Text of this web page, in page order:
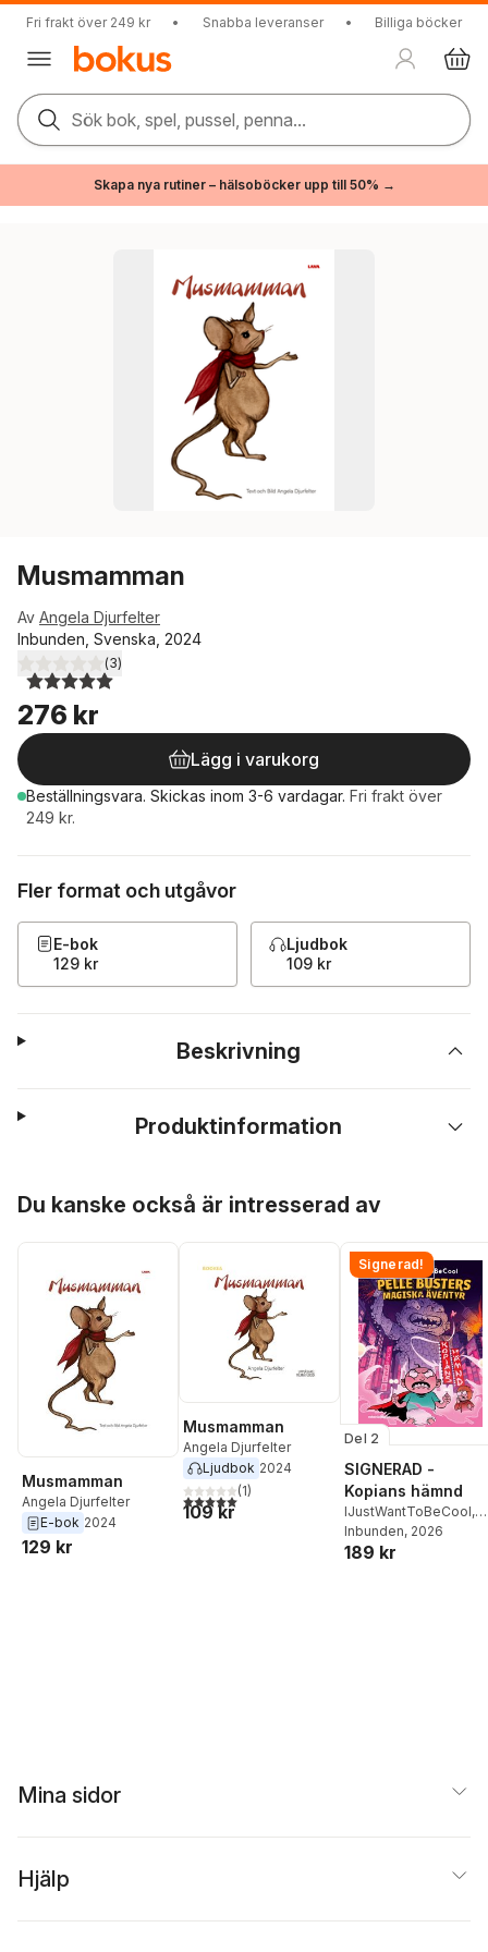
Fri frakt över 249 kr • Snabba leveranser • Billiga böcker
Sök bok, spel, pussel, penna...
Skapa nya rutiner – hälsoböcker upp till 50% →
Musmamman
Av Angela Djurfelter
Inbunden, Svenska, 2024
5,0utav 5 stjärnor. Totalt antal röster:
(3)
276 kr
Lägg i varukorg
Beställningsvara. Skickas inom 3-6 vardagar. Fri frakt över
249 kr.
Fler format och utgåvor
E-bok
129 kr
Ljudbok
109 kr
Beskrivning
Produktinformation
Du kanske också är intresserad av
Musmamman
Angela Djurfelter
E-bok 2024
129 kr
Musmamman
Angela Djurfelter
Ljudbok 2024
5,0utav 5 stjärnor. Totalt antal röster:
(1)
109 kr
Signerad!
Del 2
SIGNERAD -
Kopians hämnd
IJustWantToBeCool,
Joel Adolphson
Ejdemo Beer
Inbunden, 2026
189 kr
Mina sidor
Hjälp